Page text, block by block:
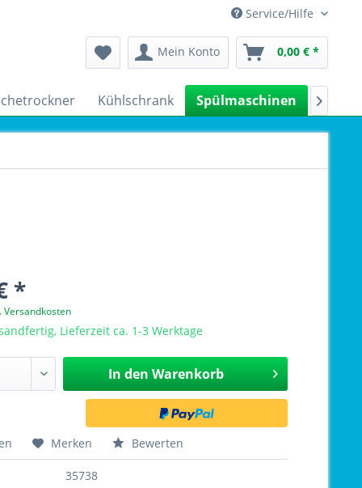
Service/Hilfe
Mein Konto 0,00 € *
Kühlschrank Spülmaschinen 
*
Versandkosten
Lieferzeit ca. 1-3 Werktage
In den Warenkorb
Merken Bewerten
35738